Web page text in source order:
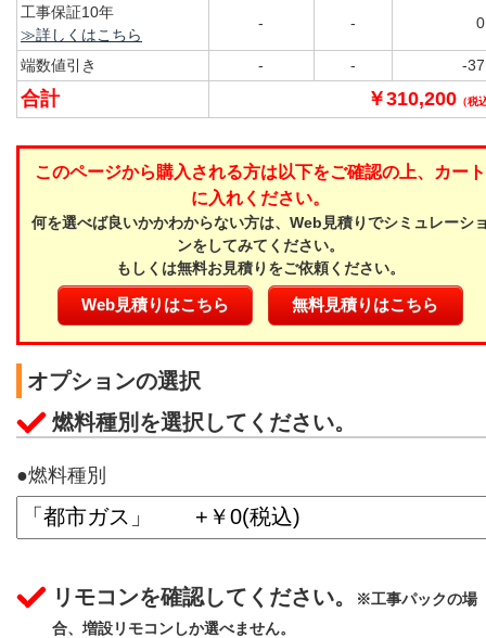
工事保証10年
≫詳しくはこちら
- -
端数値引き - - -
合計 ￥310,200 （税
このページから購入される方は以下をご確認の上、カート
に入れください。
何を選べば良いかかわからない方は、Web見積りでシミュレーシ
ンをしてみてください。
もしくは無料お見積りをご依頼ください。
Web見積りはこちら 無料見積りはこちら
オプションの選択
燃料種別を選択してください。
●燃料種別
リモコンを確認してください。
※工事パックの場
合、増設リモコンしか選べません。